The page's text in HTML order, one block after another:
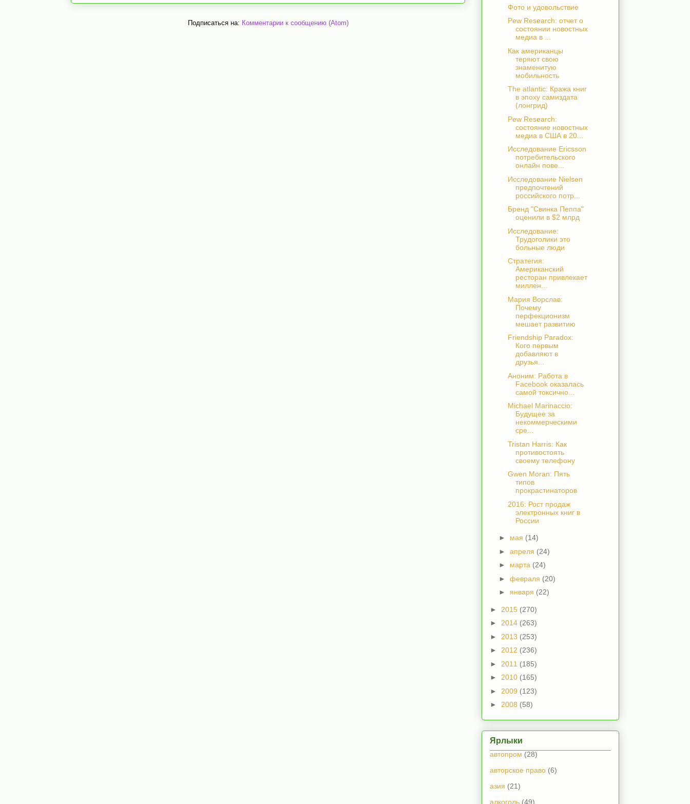
Подписаться на: Комментарии к сообщению (Atom)
Фото и удовольствие
Pew Research: отчет о
состоянии новостных
медиа в ...
Как американцы
теряют свою
знаменитую
мобильность
The atlantic: Кража книг
в эпоху самиздата
(лонгрид)
Pew Research:
состояние новостных
медиа в США в 20...
Исследование Ericsson
потребительского
онлайн пове...
Исследование Nielsen
предпочтений
российского потр...
Бренд "Свинка Пеппа"
оценили в $2 млрд
Исследование:
Трудоголики это
больные люди
Стратегия:
Американский
ресторан привлекает
миллен...
Мария Ворслав:
Почему
перфекционизм
мешает развитию
Friendship Paradox:
Кого первым
добавляют в
друзья...
Аноним: Работа в
Facebook оказалась
самой токсично...
Michael Marinaccio:
Будущее за
некоммерческими
сре...
Tristan Harris: Как
противостоять
своему телефону
Gwen Moran: Пять
типов
прокрастинаторов
2016: Рост продаж
электронных книг в
России
► мая (14)
► апреля (24)
► марта (24)
► февраля (20)
► января (22)
► 2015 (270)
► 2014 (263)
► 2013 (253)
► 2012 (236)
► 2011 (185)
► 2010 (165)
► 2009 (123)
► 2008 (58)
Ярлыки
автопром (28)
авторское право (6)
азия (21)
алкоголь (49)